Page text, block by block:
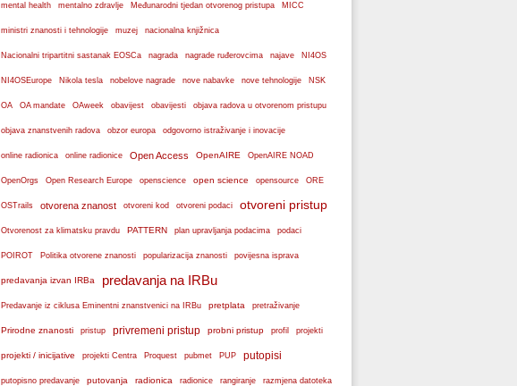
mental health mentalno zdravlje Međunarodni tjedan otvorenog pristupa MICC
ministri znanosti i tehnologije muzej nacionalna knjižnica
Nacionalni tripartitni sastanak EOSCa nagrada nagrade ruđerovcima najave NI4OS
NI4OSEurope Nikola tesla nobelove nagrade nove nabavke nove tehnologije NSK
OA OA mandate OAweek obavijest obavijesti objava radova u otvorenom pristupu
objava znanstvenih radova obzor europa odgovorno istraživanje i inovacije
online radionica online radionice Open Access OpenAIRE OpenAIRE NOAD
OpenOrgs Open Research Europe openscience open science opensource ORE
OSTrails otvorena znanost otvoreni kod otvoreni podaci otvoreni pristup
Otvorenost za klimatsku pravdu PATTERN plan upravljanja podacima podaci
POIROT Politika otvorene znanosti popularizacija znanosti povijesna isprava
predavanja izvan IRBa predavanja na IRBu
Predavanje iz ciklusa Eminentni znanstvenici na IRBu pretplata pretraživanje
Prirodne znanosti pristup privremeni pristup probni pristup profil projekti
projekti / inicijative projekti Centra Proquest pubmet PUP putopisi
putopisno predavanje putovanja radionica radionice rangiranje razmjena datoteka